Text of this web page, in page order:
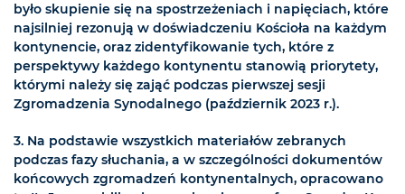
było skupienie się na spostrzeżeniach i napięciach, które
najsilniej rezonują w doświadczeniu Kościoła na każdym
kontynencie, oraz zidentyfikowanie tych, które z
perspektywy każdego kontynentu stanowią priorytety,
którymi należy się zająć podczas pierwszej sesji
Zgromadzenia Synodalnego (październik 2023 r.).
3. Na podstawie wszystkich materiałów zebranych
podczas fazy słuchania, a w szczególności dokumentów
końcowych zgromadzeń kontynentalnych, opracowano